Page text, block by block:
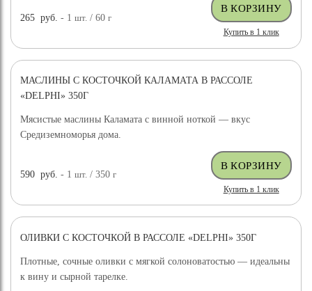
265 руб. - 1шт. / 60г
Купить в 1 клик
МАСЛИНЫ С КОСТОЧКОЙ КАЛАМАТА В РАССОЛЕ
«DELPHI» 350Г
Мясистые маслины Каламата с винной ноткой — вкус
Средиземноморья дома.
590 руб. - 1шт. / 350г
Купить в 1 клик
ОЛИВКИ С КОСТОЧКОЙ В РАССОЛЕ «DELPHI» 350Г
Плотные, сочные оливки с мягкой солоноватостью — идеальны
к вину и сырной тарелке.